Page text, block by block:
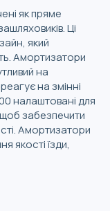
як пряме
Ці
який
Амортизатори
на
на змінні
налаштовані для
забезпечити
Амортизатори
якості їзди,